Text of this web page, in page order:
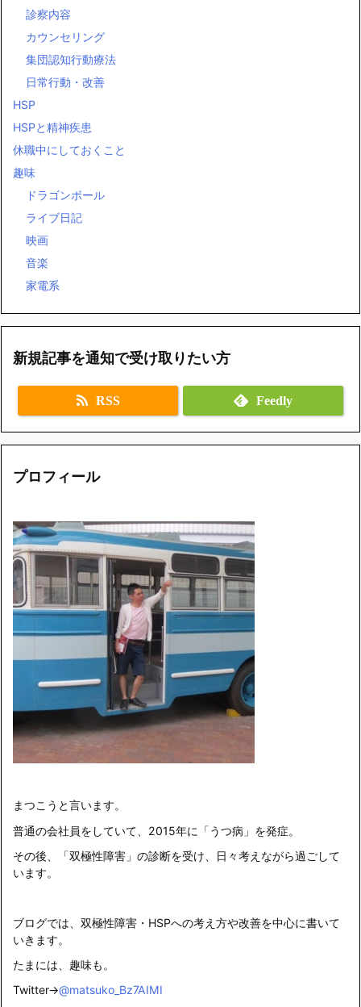
診察内容
カウンセリング
集団認知行動療法
日常行動・改善
HSP
HSPと精神疾患
休職中にしておくこと
趣味
ドラゴンボール
ライブ日記
映画
音楽
家電系
新規記事を通知で受け取りたい方
RSS Feedly
プロフィール
まつこうと言います。
普通の会社員をしていて、2015年に「うつ病」を発症。
その後、「双極性障害」の診断を受け、日々考えながら過ごして
います。
ブログでは、双極性障害・HSPへの考え方や改善を中心に書いて
いきます。
たまには、趣味も。
Twitter→@matsuko_Bz7AIMI